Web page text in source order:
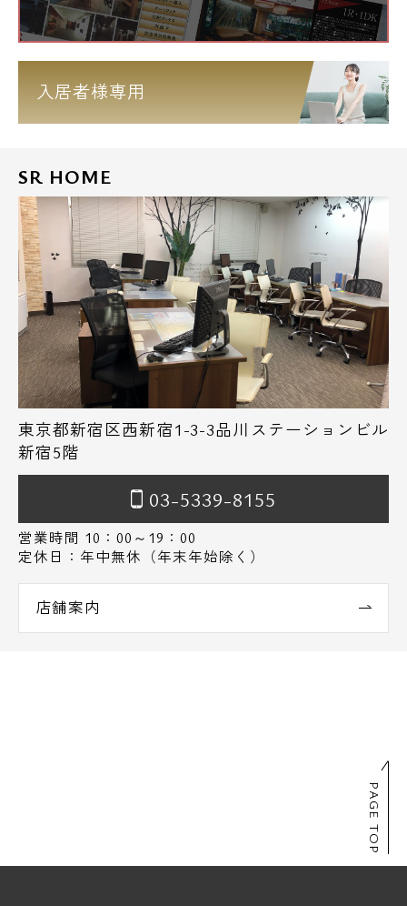
入居者様専用
SR HOME
東京都新宿区西新宿1-3-3品川ステーションビル
新宿5階
03-5339-8155
営業時間 10：00～19：00
定休日：年中無休（年末年始除く）
店舗案内
PAGE TOP